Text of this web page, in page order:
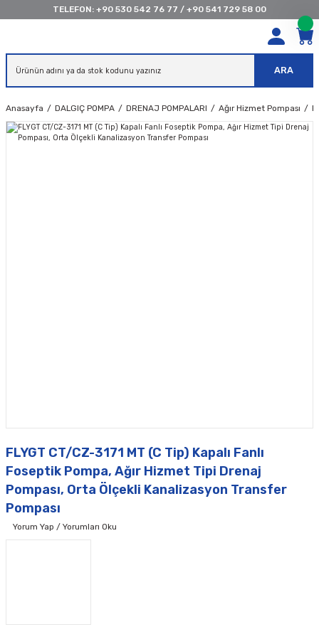
TELEFON: +90 530 542 76 77 / +90 541 729 58 00
ARA
Anasayfa DALGIÇ POMPA DRENAJ POMPALARI Ağır Hizmet Pompası
FLYGT CT/CZ-3171 MT (C Tip) Kapalı Fanlı
Foseptik Pompa, Ağır Hizmet Tipi Drenaj
Pompası, Orta Ölçekli Kanalizasyon Transfer
Pompası
Yorum Yap / Yorumları Oku